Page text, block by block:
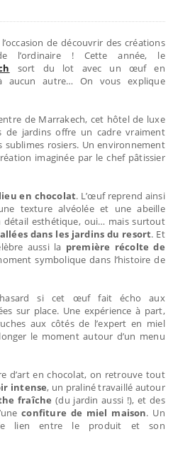
de découvrir des créations
l’ordinaire ! Cette année, le
sort du lot avec un œuf en
aucun autre… On vous explique
de Marrakech, cet hôtel de luxe
jardins offre un cadre vraiment
sublimes rosiers. Un environnement
imaginée par le chef pâtissier
en chocolat. L’œuf reprend ainsi
texture alvéolée et une abeille
détail esthétique, oui… mais surtout
dans les jardins du resort. Et
aussi la première récolte de
symbolique dans l’histoire de
hasard si cet œuf fait écho aux
sur place. Une expérience à part,
aux côtés de l’expert en miel
le moment autour d’un menu
d’art en chocolat, on retrouve tout
intense, un praliné travaillé autour
fraîche (du jardin aussi !), et des
confiture de miel maison. Un
lien entre le produit et son